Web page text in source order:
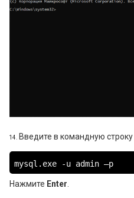
Введите в командную
mysql.exe -u admin –p
Нажмите Enter